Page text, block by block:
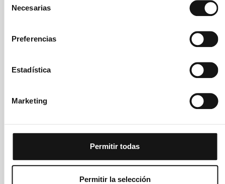
Necesarias
Preferencias
Estadística
Marketing
Permitir todas
Permitir la selección